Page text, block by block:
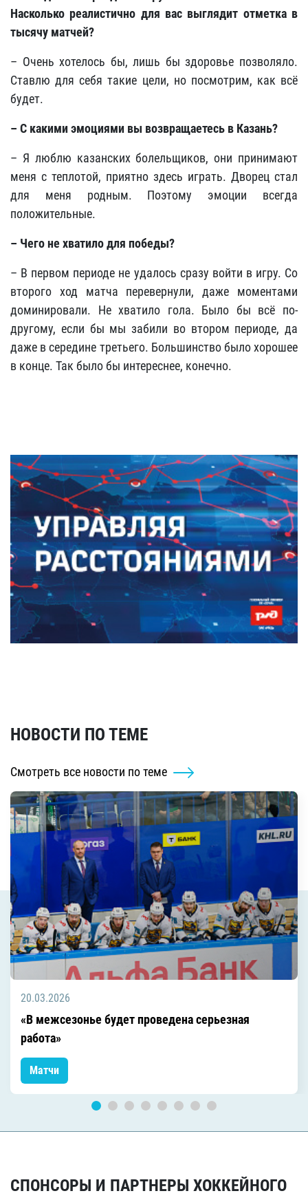
Насколько реалистично для вас выглядит отметка в
тысячу матчей?
– Очень хотелось бы, лишь бы здоровье позволяло.
Ставлю для себя такие цели, но посмотрим, как всё
будет.
– С какими эмоциями вы возвращаетесь в Казань?
– Я люблю казанских болельщиков, они принимают
меня с теплотой, приятно здесь играть. Дворец стал
для меня родным. Поэтому эмоции всегда
положительные.
– Чего не хватило для победы?
– В первом периоде не удалось сразу войти в игру. Со
второго ход матча перевернули, даже моментами
доминировали. Не хватило гола. Было бы всё по-
другому, если бы мы забили во втором периоде, да
даже в середине третьего. Большинство было хорошее
в конце. Так было бы интереснее, конечно.
НОВОСТИ ПО ТЕМЕ
Смотреть все новости по теме
20.03.2026
«В межсезонье будет проведена серьезная
работа»
Матчи
СПОНСОРЫ И ПАРТНЕРЫ ХОККЕЙНОГО